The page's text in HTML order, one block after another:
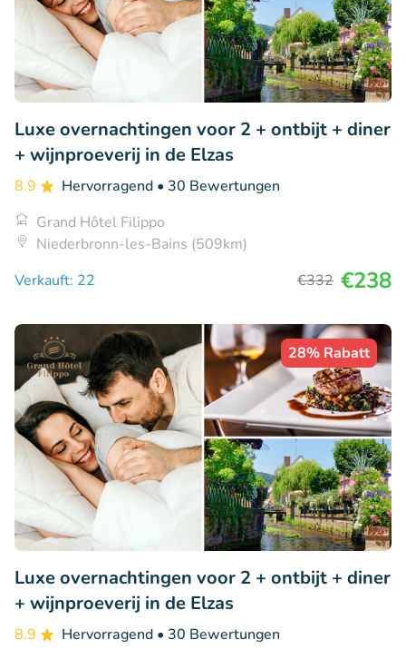
Luxe overnachtingen voor 2 + ontbijt + diner
+ wijnproeverij in de Elzas
8.9 Hervorragend • 30 Bewertungen
Grand Hôtel Filippo
Niederbronn-les-Bains (509km)
Verkauft: 22
€332 €238
28% Rabatt
Luxe overnachtingen voor 2 + ontbijt + diner
+ wijnproeverij in de Elzas
8.9 Hervorragend • 30 Bewertungen